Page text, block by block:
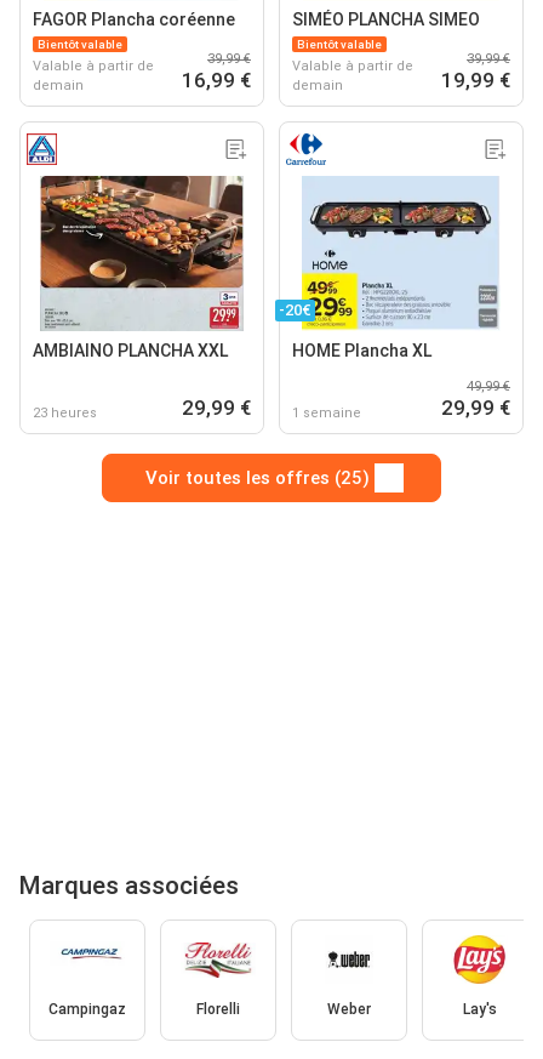
FAGOR Plancha coréenne
Bientôt valable
Valable à partir de
demain
39,99 €
16,99 €
SIMÉO PLANCHA SIMEO
Bientôt valable
Valable à partir de
demain
39,99 €
19,99 €
AMBIAINO PLANCHA XXL
23 heures 29,99 €
-20€
HOME Plancha XL
1 semaine
49,99 €
29,99 €
Voir toutes les offres (25)
Marques associées
Campingaz Florelli Weber Lay's